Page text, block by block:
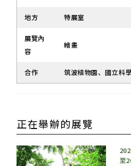
地方 特展室
展覽內
容
繪畫
合作 筑波植物園、國立科
正在舉辦的展覽
至